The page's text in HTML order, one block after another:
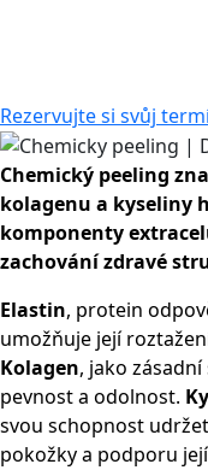
Rezervujte si svůj
Chemický peeling
kolagenu a kyseliny
komponenty
zachování zdravé
Elastin, protein
umožňuje její
Kolagen, jako
pevnost a odolnost.
svou schopnost
pokožky a podporu